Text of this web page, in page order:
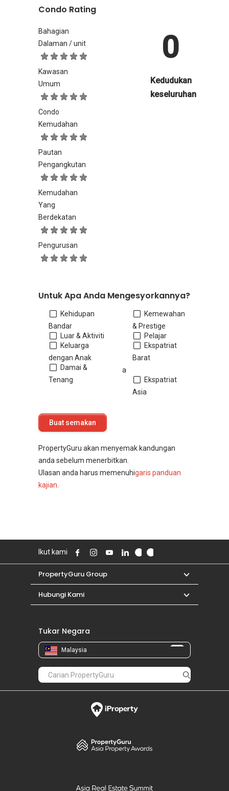
Condo Rating
Bahagian
Dalaman / unit
Kawasan
Umum
Condo
Kemudahan
Pautan
Pengangkutan
Kemudahan
Yang
Berdekatan
Pengurusan
0
Kedudukan
keseluruhan
Untuk Apa Anda Mengesyorkannya?
Kehidupan
Bandar
Luar & Aktiviti
Keluarga
dengan Anak
Damai &
Tenang
Kemewahan
& Prestige
Pelajar
Ekspatriat
Barat
a
Ekspatriat
Asia
PropertyGuru akan menyemak kandungan
anda sebelum menerbitkan.
Ulasan anda harus memenuhigaris panduan
kajian
Ikut kami
PropertyGuru Group
Hubungi Kami
Tukar Negara
Malaysia